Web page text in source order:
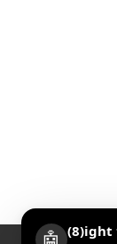
(8)ight